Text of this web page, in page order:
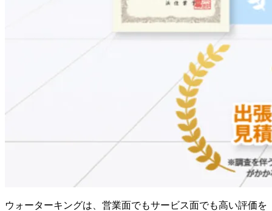
ウォーターキングは、営業面でもサービス面でも高い評価を